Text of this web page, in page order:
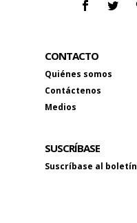
CONTACTO
Quiénes somos
Contáctenos
Medios
SUSCRÍBASE
Suscríbase al boletín